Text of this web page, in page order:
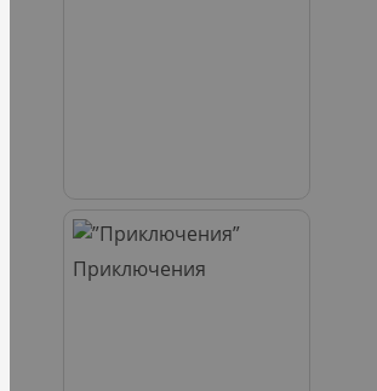
Приключения